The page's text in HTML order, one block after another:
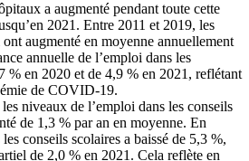
a augmenté pendant toute cette
2021. Entre 2011 et 2019, les
augmenté en moyenne annuellement
annuelle de l’emploi dans les
% en 2020 et de 4,9 % en 2021, reflétant
de COVID-19.
niveaux de l’emploi dans les conseils
de 1,3 % par an en moyenne. En
conseils scolaires a baissé de 5,3 %,
de 2,0 % en 2021. Cela reflète en